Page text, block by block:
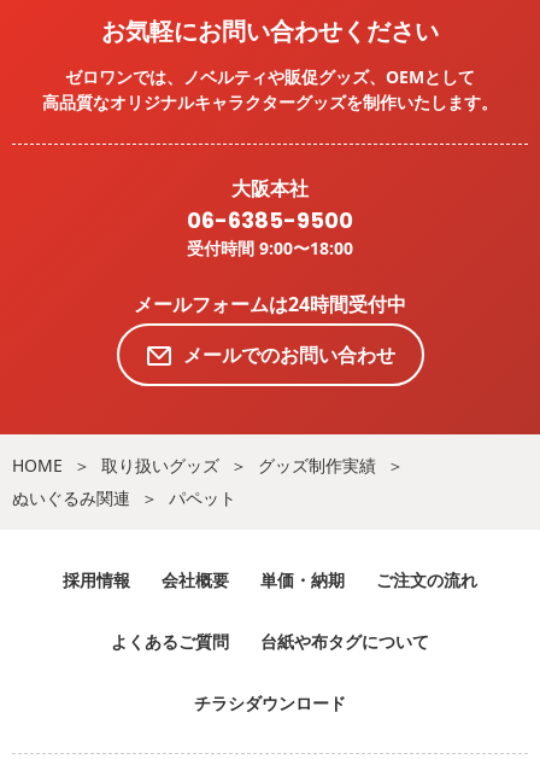
お気軽にお問い合わせください
ゼロワンでは、ノベルティや販促グッズ、OEMとして
高品質なオリジナルキャラクターグッズを制作いたします。
大阪本社
06-6385-9500
受付時間 9:00〜18:00
メールフォームは24時間受付中
メールでのお問い合わせ
HOME 取り扱いグッズ
グッズ制作実績
ぬいぐるみ関連
パペット
採用情報 会社概要 単価・納期 ご注文の流れ
よくあるご質問 台紙や布タグについて
チラシダウンロード